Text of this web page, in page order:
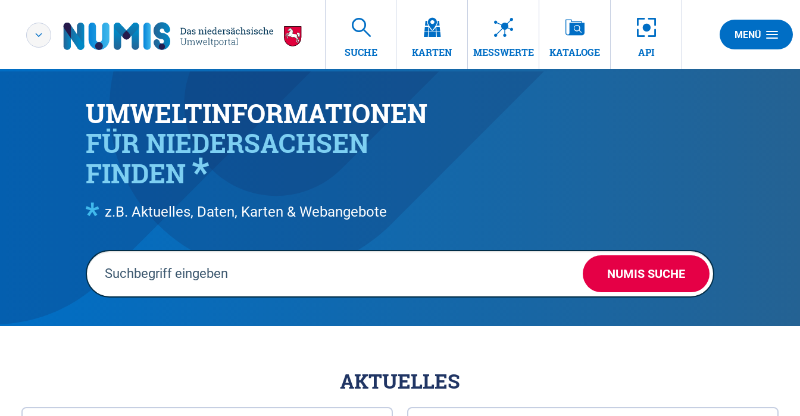
SUCHE KARTEN MESSWERTE KATALOGE API
MENÜ
UMWELTINFORMATIONEN
FÜR NIEDERSACHSEN
FINDEN
z.B. Aktuelles, Daten, Karten & Webangebote
NUMIS SUCHE
AKTUELLES